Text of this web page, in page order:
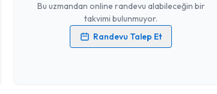
Bu uzmandan online randevu alabileceğin bir
takvimi bulunmuyor.
Randevu Talep Et
Kişisel verilerimin işlenmesine ilişkinAydınlatma Metni
Randevu Takvimi Talebi